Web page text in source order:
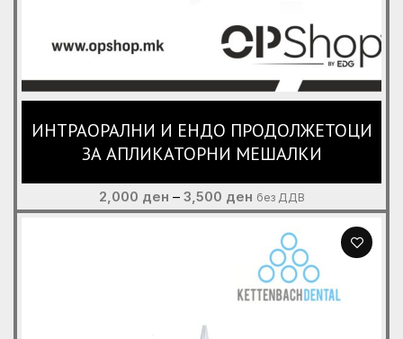
ИНТРАОРАЛНИ И ЕНДО ПРОДОЛЖЕТОЦИ
ЗА АПЛИКАТОРНИ МЕШАЛКИ
2,000 ден – 3,500 денPrice
range:
2,000 ден
through
3,500 ден
без ДДВ